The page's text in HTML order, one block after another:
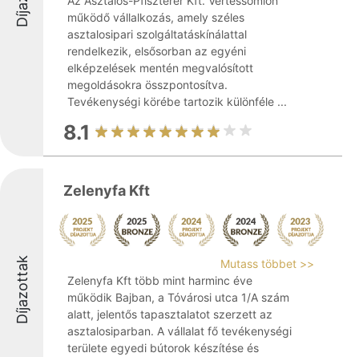
működő vállalkozás, amely széles
asztalosipari szolgáltatáskínálattal
rendelkezik, elsősorban az egyéni
elképzelések mentén megvalósított
megoldásokra összpontosítva.
Tevékenységi körébe tartozik különféle ...
8.1
Díjazottak
Zelenyfa Kft
Mutass többet >>
Zelenyfa Kft több mint harminc éve
működik Bajban, a Tóvárosi utca 1/A szám
alatt, jelentős tapasztalatot szerzett az
asztalosiparban. A vállalat fő tevékenységi
területe egyedi bútorok készítése és